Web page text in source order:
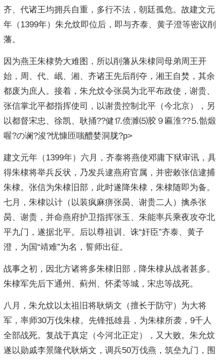
齐、代诸王均拥兵自重，多行不法，朝廷孤危。故建文元
年（1399年）朱允炆即位后，即与齐泰、黄子澄等密议削
藩。
因为燕王朱棣势大难图，所以削藩从朱棣同母弟周王开
始，周、代、岷、湘、齐诸王先后削夺，湘王自焚，其余
都废为庶人。接着，朱允炆令张昺为北平布政使，谢贵、
张信掌北平都指挥使司，以谢贵控制北平（今北京），另
以都督宋忠、徐凯、耿捅??健⒘偾濉⑸胶９匾淮??⒌骷煅
喔?の谰?浚?忧慷匝嗤醴婪洞胧?p>
建文元年（1399年）六月，齐泰将燕使邓庸下狱审讯，具
得朱棣将举兵反状，乃发兵逮燕府官属，并密敕张信逮捕
朱棣。张信为朱棣旧部，此时遂降朱棣，朱棣随即为备。
七月，朱棣以计（以装疯麻痹张昺、谢贵二人）擒杀张
昺、谢贵，并命燕府护卫指挥张玉、朱能率兵乘夜攻夺北
平九门，遂据北平。后以尊祖训、诛“奸臣”齐泰、黄子
澄，为国“靖难”为名，誓师出征。
战事之初，因北方诸将多朱棣旧部，降朱棣从战者甚多。
朱棣军先后下通州、蓟州、怀柔等城，宋忠等战死。
八月，朱允炆以太祖旧将耿炳文（擅长于防守）为大将
军，率师30万伐朱棣。先锋抵雄县，为朱棣所袭，9千人
全部战死。复战于真定（今河北正定），又大败。朱允炆
遂以勋戚李景隆代耿炳文，调兵50万伐燕，筑垒九门，围